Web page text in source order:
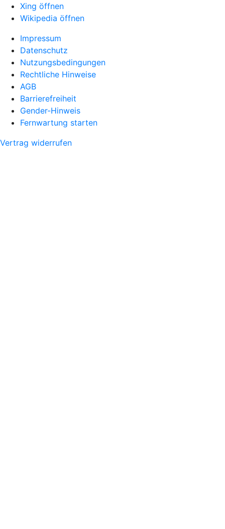
Xing öffnen
Wikipedia öffnen
Impressum
Datenschutz
Nutzungsbedingungen
Rechtliche Hinweise
AGB
Barrierefreiheit
Gender-Hinweis
Fernwartung starten
Vertrag widerrufen